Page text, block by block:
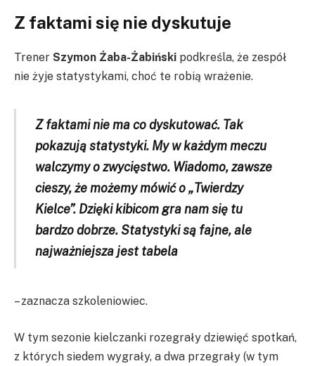
Z faktami się nie dyskutuje
Trener Szymon Żaba-Żabiński podkreśla, że zespół
nie żyje statystykami, choć te robią wrażenie.
Z faktami nie ma co dyskutować. Tak
pokazują statystyki. My w każdym meczu
walczymy o zwycięstwo. Wiadomo, zawsze
cieszy, że możemy mówić o „Twierdzy
Kielce”. Dzięki kibicom gra nam się tu
bardzo dobrze. Statystyki są fajne, ale
najważniejsza jest tabela
– zaznacza szkoleniowiec.
W tym sezonie kielczanki rozegrały dziewięć spotkań,
z których siedem wygrały, a dwa przegrały (w tym